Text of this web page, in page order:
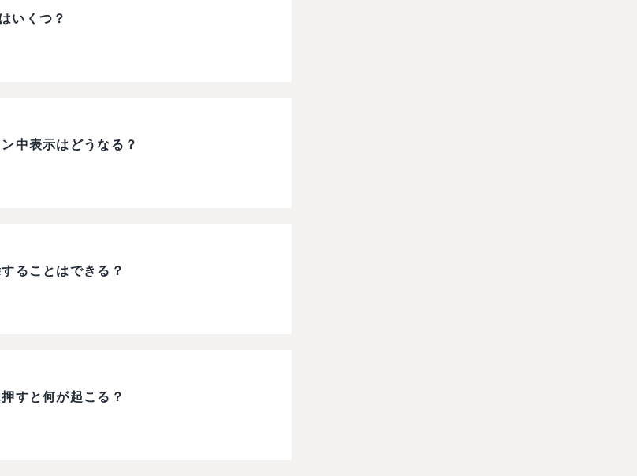
いくつ？
中表示はどうなる？
ることはできる？
すと何が起こる？